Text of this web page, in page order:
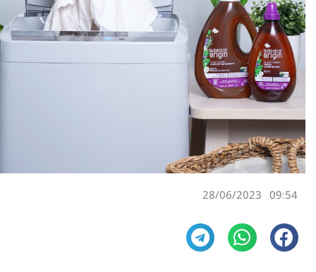
09:54
28/06/2023